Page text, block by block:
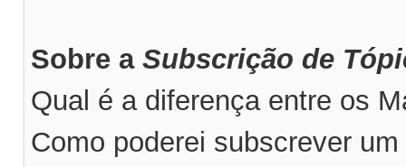
Sobre a Subscrição de
Qual é a diferença entre os
Como poderei subscrever